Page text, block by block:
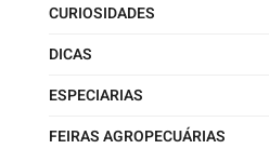
CURIOSIDADES
DICAS
ESPECIARIAS
FEIRAS AGROPECUÁRIAS